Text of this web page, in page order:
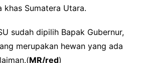
khas Sumatera Utara.
sudah dipilih Bapak Gubernur,
merupakan hewan yang ada
MR/red)